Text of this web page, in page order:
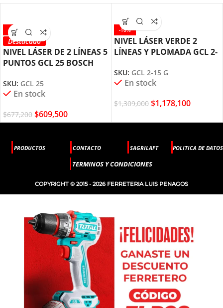
-10%
Destacado
NIVEL LÁSER DE 2 LÍNEAS 5
PUNTOS GCL 25 BOSCH
SKU: GCL 25
En stock
$677,200 $609,500
-10%
NIVEL LÁSER VERDE 2
LÍNEAS Y PLOMADA GCL 2-
SKU: GCL 2-15 G
En stock
$1,309,000 $1,178,100
PRODUCTOS CONTACTO SAGRILAFT POLITICA DE DATOS
TERMINOS Y CONDICIONES
COPYRIGHT © 2015 - 2026 FERRETERIA LUIS PENAGOS